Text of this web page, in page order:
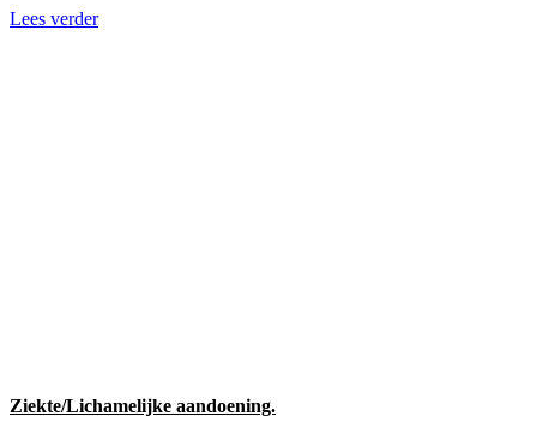
Lees verder
Ziekte/Lichamelijke aandoening.